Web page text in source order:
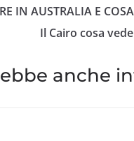
IN AUSTRALIA E
Il Cairo cosa
anche